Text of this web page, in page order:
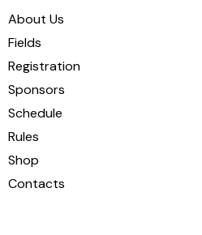
About Us
Fields
Registration
Sponsors
Schedule
Rules
Shop
Contacts